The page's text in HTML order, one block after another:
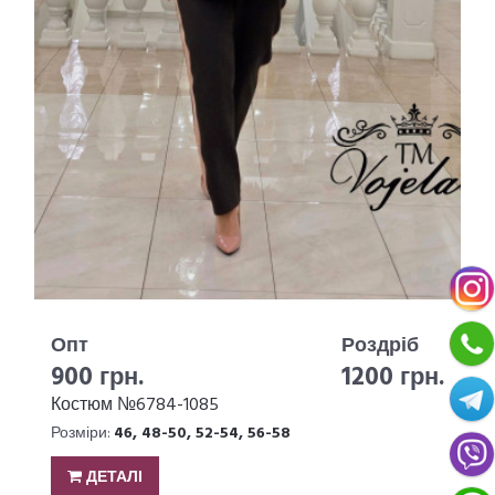
Опт
900 грн.
Роздріб
1200 грн.
Костюм №6784-1085
Розміри: 46, 48-50, 52-54, 56-58
ДЕТАЛІ